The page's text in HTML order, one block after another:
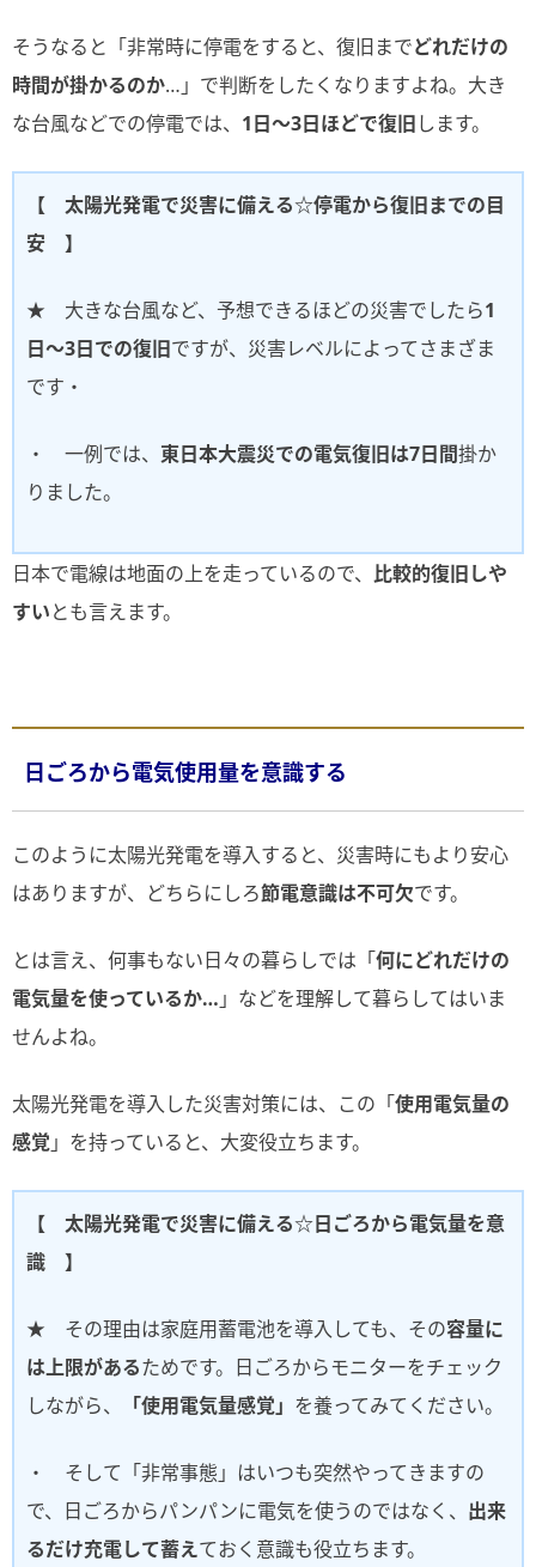
そうなると「非常時に停電をすると、復旧までどれだけの
時間が掛かるのか…」で判断をしたくなりますよね。大き
な台風などでの停電では、 1日～3日ほどで復旧します。
【 太陽光発電で災害に備える☆停電から復旧までの目
安 】
★ 大きな台風など、予想できるほどの災害でしたら1
日～3日での復旧ですが、災害レベルによってさまざま
です・
・ 一例では、 東日本大震災での電気復旧は7日間掛か
りました。
日本で電線は地面の上を走っているので、 比較的復旧しや
すいとも言えます。
日ごろから電気使用量を意識する
このように太陽光発電を導入すると、災害時にもより安心
はありますが、どちらにしろ節電意識は不可欠です。
とは言え、何事もない日々の暮らしでは「何にどれだけの
電気量を使っているか… 」などを理解して暮らしてはいま
せんよね。
太陽光発電を導入した災害対策には、この「使用電気量の
感覚」を持っていると、大変役立ちます。
【 太陽光発電で災害に備える☆日ごろから電気量を意
識 】
★ その理由は家庭用蓄電池を導入しても、その容量に
は上限があるためです。日ごろからモニターをチェック
しながら、
「使用電気量感覚」 を養ってみてください。
・ そして「非常事態」はいつも突然やってきますの
で、日ごろからパンパンに電気を使うのではなく、 出来
るだけ充電して蓄えておく意識も役立ちます。